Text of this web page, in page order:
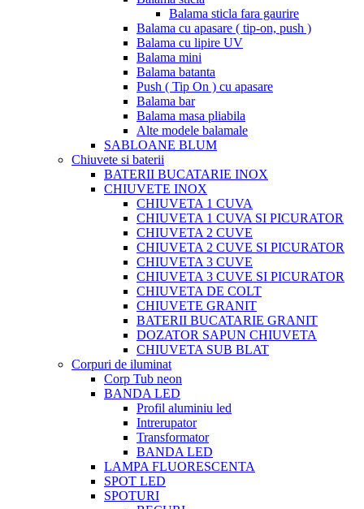
Balama sticla fara gaurire
Balama cu apasare ( tip-on, push )
Balama cu lipire UV
Balama mini
Balama batanta
Push ( Tip On ) cu apasare
Balama bar
Balama masa pliabila
Alte modele balamale
SABLOANE BLUM
Chiuvete si baterii
BATERII BUCATARIE INOX
CHIUVETE INOX
CHIUVETA 1 CUVA
CHIUVETA 1 CUVA SI PICURATOR
CHIUVETA 2 CUVE
CHIUVETA 2 CUVE SI PICURATOR
CHIUVETA 3 CUVE
CHIUVETA 3 CUVE SI PICURATOR
CHIUVETA DE COLT
CHIUVETE GRANIT
BATERII BUCATARIE GRANIT
DOZATOR SAPUN CHIUVETA
CHIUVETA SUB BLAT
Corpuri de iluminat
Corp Tub neon
BANDA LED
Profil aluminiu led
Intrerupator
Transformator
BANDA LED
LAMPA FLUORESCENTA
SPOT LED
SPOTURI